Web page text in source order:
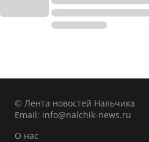
© Лента новостей Нальчика
Email: info@nalchik-news.ru
О нас